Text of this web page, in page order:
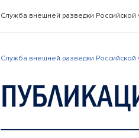
Служба внешней разведки
Служба внешней разведки